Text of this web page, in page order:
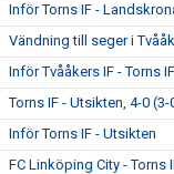
Inför Torns IF -
Vändning till seger i
Inför Tvååkers IF - Torns IF
Torns IF - Utsikten, 4-0 (3-
Inför Torns IF - Utsikten
FC Linköping City - Torns